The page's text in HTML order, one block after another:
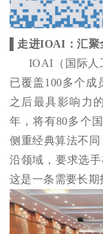
▌走进IOAI：汇
IOAI （国际
已覆盖100多个成
之后最具影响力
年，将有80多个
侧重经典算法不
沿领域，要求选
这是一条需要长期